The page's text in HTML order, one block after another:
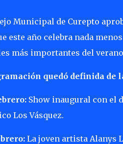
Municipal de Curepto
este año celebra nada
más importantes del
quedó definida de
Show inaugural con el
Los Vásquez.
La joven artista Alanys